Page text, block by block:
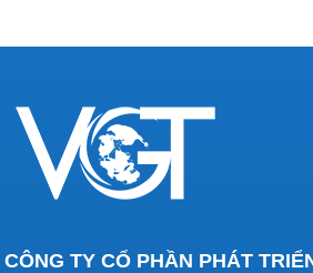
CÔNG TY CỔ PHẦN PHÁT